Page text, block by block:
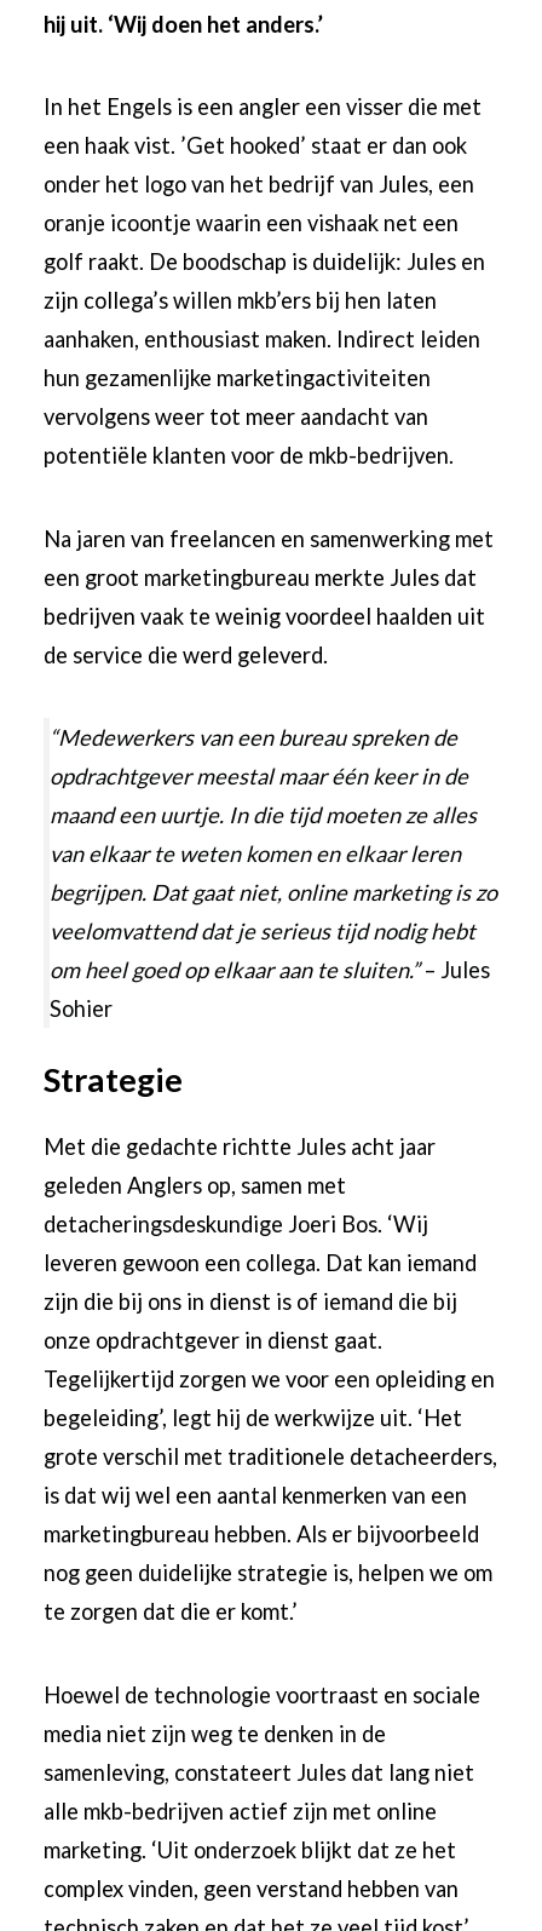
hij uit. ‘Wij doen het anders.’
In het Engels is een angler een visser die met
een haak vist. ’Get hooked’ staat er dan ook
onder het logo van het bedrijf van Jules, een
oranje icoontje waarin een vishaak net een
golf raakt. De boodschap is duidelijk: Jules en
zijn collega’s willen mkb’ers bij hen laten
aanhaken, enthousiast maken. Indirect leiden
hun gezamenlijke marketingactiviteiten
vervolgens weer tot meer aandacht van
potentiële klanten voor de mkb-bedrijven.
Na jaren van freelancen en samenwerking met
een groot marketingbureau merkte Jules dat
bedrijven vaak te weinig voordeel haalden uit
de service die werd geleverd.
“Medewerkers van een bureau spreken de
opdrachtgever meestal maar één keer in de
maand een uurtje. In die tijd moeten ze alles
van elkaar te weten komen en elkaar leren
begrijpen. Dat gaat niet, online marketing is zo
veelomvattend dat je serieus tijd nodig hebt
om heel goed op elkaar aan te sluiten.”– Jules
Sohier
Strategie
Met die gedachte richtte Jules acht jaar
geleden Anglers op, samen met
detacheringsdeskundige Joeri Bos. ‘Wij
leveren gewoon een collega. Dat kan iemand
zijn die bij ons in dienst is of iemand die bij
onze opdrachtgever in dienst gaat.
Tegelijkertijd zorgen we voor een opleiding en
begeleiding’, legt hij de werkwijze uit. ‘Het
grote verschil met traditionele detacheerders,
is dat wij wel een aantal kenmerken van een
marketingbureau hebben. Als er bijvoorbeeld
nog geen duidelijke strategie is, helpen we om
te zorgen dat die er komt.’
Hoewel de technologie voortraast en sociale
media niet zijn weg te denken in de
samenleving, constateert Jules dat lang niet
alle mkb-bedrijven actief zijn met online
marketing. ‘Uit onderzoek blijkt dat ze het
complex vinden, geen verstand hebben van